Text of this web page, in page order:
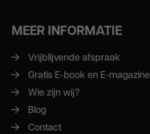
MEER INFORMATIE
Vrijblijvende afspraak
Gratis E-book en E-magazine
Wie zijn wij?
Blog
Contact